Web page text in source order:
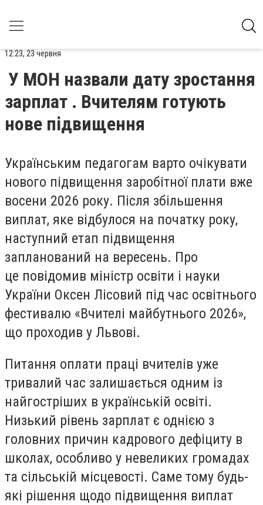
12:23, 23 червня
У МОН назвали дату зростання
зарплат . Вчителям готують
нове підвищення
Українським педагогам варто очікувати
нового підвищення заробітної плати вже
восени 2026 року. Після збільшення
виплат, яке відбулося на початку року,
наступний етап підвищення
запланований на вересень. Про
це повідомив міністр освіти і науки
України Оксен Лісовий під час освітнього
фестивалю «Вчителі майбутнього 2026»,
що проходив у Львові.
Питання оплати праці вчителів уже
тривалий час залишається одним із
найгостріших в українській освіті.
Низький рівень зарплат є однією з
головних причин кадрового дефіциту в
школах, особливо у невеликих громадах
та сільській місцевості. Саме тому будь-
які рішення щодо підвищення виплат